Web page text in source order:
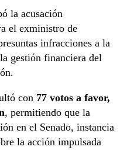
la acusación
el exministro de
infracciones a la
gestión financiera del
con 77 votos a favor,
, permitiendo que la
en el Senado, instancia
la acción impulsada